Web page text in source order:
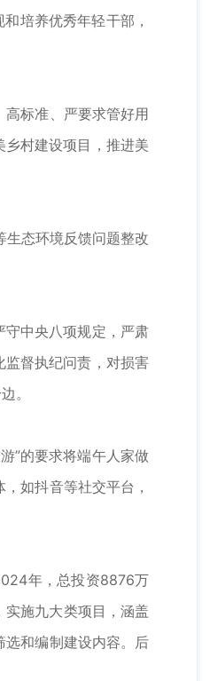
培养优秀年轻干部，
标准、严要求管好用
村建设项目，推进美
态环境反馈问题整改
中央八项规定，严肃
督执纪问责，对损害
。
”的要求将端午人家做
如抖音等社交平台，
年，总投资8876万
施九大类项目，涵盖
选和编制建设内容。后